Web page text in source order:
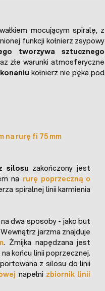
mocującym spiralę, z
funkcji kołnierz zsypowy
tworzywa sztucznego
złe warunki atmosferyczne
kołnierz nie pęka pod
na rurę fi 75 mm
silosu zakończony jest
na rurę poprzeczną o
spiralnej linii karmienia
dwa sposoby - jako but
jarzma znajduje
. Żmijka napędzana jest
końcu linii poprzecznej.
z silosu do linii
napełni zbiornik linii